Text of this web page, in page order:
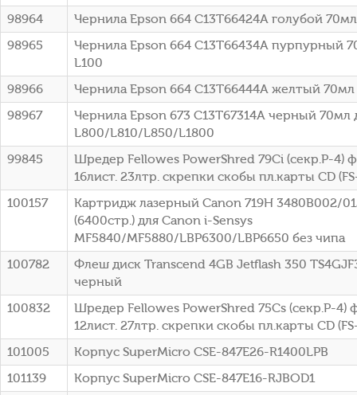
98964
Чернила Epson 664 C13T66424A голубой
98965
Чернила Epson 664 C13T66434A пурпурный
L100
98966
Чернила Epson 664 C13T66444A желтый 70мл
98967
Чернила Epson 673 C13T67314A черный 70мл
L800/L810/L850/L1800
99845
Шредер Fellowes PowerShred 79Ci (секр.P-4)
16лист. 23лтр. скрепки скобы пл.карты CD
100157
Картридж лазерный Canon 719H 3480B002/
(6400стр.) для Canon i-Sensys
MF5840/MF5880/LBP6300/LBP6650 без чипа
100782
Флеш диск Transcend 4GB Jetflash 350
черный
100832
Шредер Fellowes PowerShred 75Cs (секр.P-4)
12лист. 27лтр. скрепки скобы пл.карты CD
101005
Корпус SuperMicro CSE-847E26-R1400LPB
101139
Корпус SuperMicro CSE-847E16-RJBOD1